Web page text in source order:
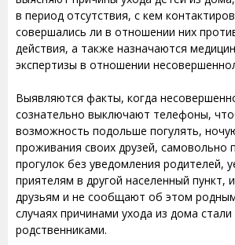
в период отсутствия, с кем
совершались ли в отношении них
действия, а также назначаются
экспертизы в отношении
Выявляются факты, когда
сознательно выключают телефоны,
возможность подольше погулять,
проживания своих друзей, самовольно
прогулок без уведомления родителей,
приятелям в другой населенный пункт,
друзьям и не сообщают об этом
случаях причинами ухода из дома
родственниками.